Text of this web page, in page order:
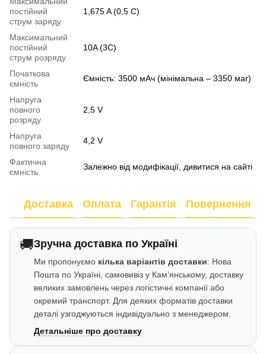
постійний
струм заряду
1,675 A (0,5 C)
Максимальний
постійний
струм розряду
10A (3C)
Початкова
ємність
Ємність: 3500 мАч (мінімальна – 3350 маг)
Напруга
повного
розряду
2,5 V
Напруга
повного заряду
4,2 V
Фактична
ємність
Залежно від модифікації, дивитися на сайті
Доставка Оплата Гарантія Повернення
🚚Зручна доставка по Україні
Ми пропонуємо кілька варіантів доставки: Нова
Пошта по Україні, самовивіз у Кам’янському, доставку
великих замовлень через логістичні компанії або
окремий транспорт. Для деяких форматів доставки
деталі узгоджуються індивідуально з менеджером.
Детальніше про доставку